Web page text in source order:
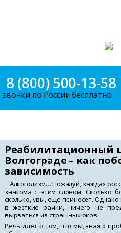
8 (800) 500-13-58
звонки по России бесплатно
Реабилитационный
Волгограде – как
зависимость
Алкоголизм… Пожалуй, каждая
знакома с этим словом. Сколько
сколько, увы, еще принесет.
в жесткие рамки, ничего не
вырваться из страшных оков.
Речь идет о том, что мы, зная о